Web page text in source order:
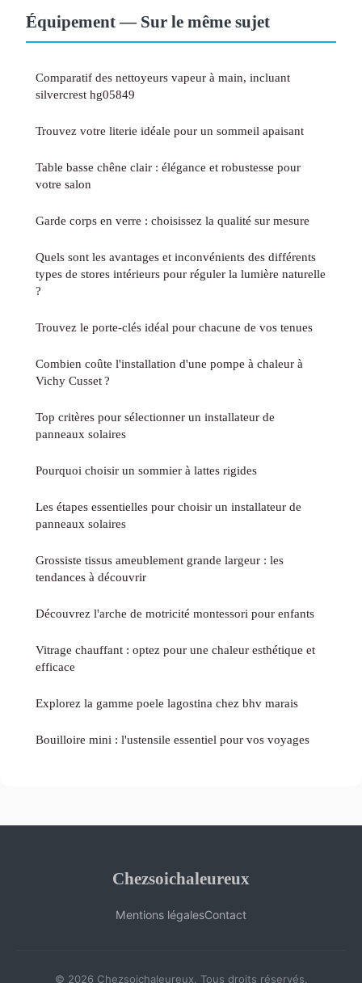
Équipement — Sur le même sujet
Comparatif des nettoyeurs vapeur à main, incluant
silvercrest hg05849
Trouvez votre literie idéale pour un sommeil apaisant
Table basse chêne clair : élégance et robustesse pour
votre salon
Garde corps en verre : choisissez la qualité sur mesure
Quels sont les avantages et inconvénients des différents
types de stores intérieurs pour réguler la lumière naturelle
?
Trouvez le porte-clés idéal pour chacune de vos tenues
Combien coûte l'installation d'une pompe à chaleur à
Vichy Cusset ?
Top critères pour sélectionner un installateur de
panneaux solaires
Pourquoi choisir un sommier à lattes rigides
Les étapes essentielles pour choisir un installateur de
panneaux solaires
Grossiste tissus ameublement grande largeur : les
tendances à découvrir
Découvrez l'arche de motricité montessori pour enfants
Vitrage chauffant : optez pour une chaleur esthétique et
efficace
Explorez la gamme poele lagostina chez bhv marais
Bouilloire mini : l'ustensile essentiel pour vos voyages
Chezsoichaleureux
Mentions légalesContact
© 2026 Chezsoichaleureux. Tous droits réservés.